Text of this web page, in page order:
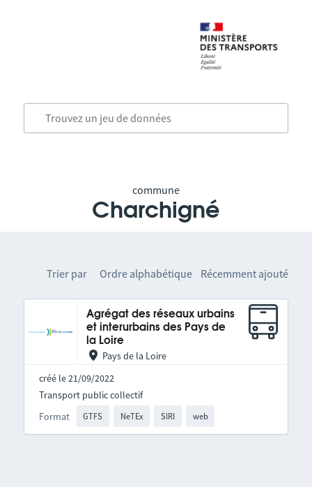
commune
Charchigné
Trier par Ordre alphabétique Récemment ajouté
Agrégat des réseaux urbains
et interurbains des Pays de
la Loire
Pays de la Loire
créé le 21/09/2022
Format GTFS NeTEx SIRI web
Transport public collectif